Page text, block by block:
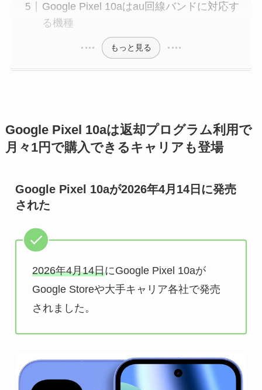
Google Pixel 10aはau回線バンドに対応す
る機種
もっと見る
Google Pixel 10aは返却プログラム利用で
月々1円で購入できるキャリアも登場
Google Pixel 10aが2026年4月14日に発売
された
2026年4月14日にGoogle Pixel 10aが
Google Storeや大手キャリア各社で発売
されました。